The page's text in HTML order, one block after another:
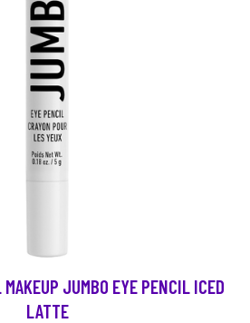
JUMBO EYE PENCIL ICED
LATTE